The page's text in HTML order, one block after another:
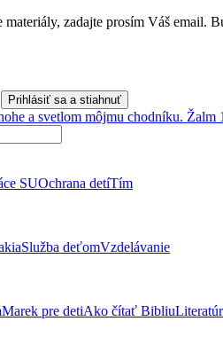
materiály, zadajte prosím Váš email.
a svetlom môjmu chodníku. Žalm
SUOchrana detíTím
Služba deťomVzdelávanie
Marek pre detiAko čítať Bibliu